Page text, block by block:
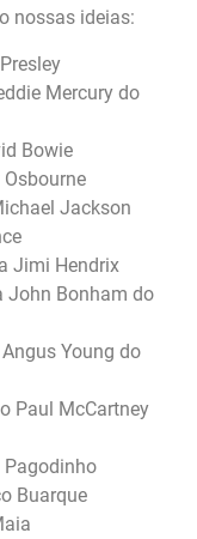
nossas ideias:
Mercury do
Bowie
Jackson
Jimi Hendrix
John Bonham do
Young do
Paul McCartney
Pagodinho
Buarque